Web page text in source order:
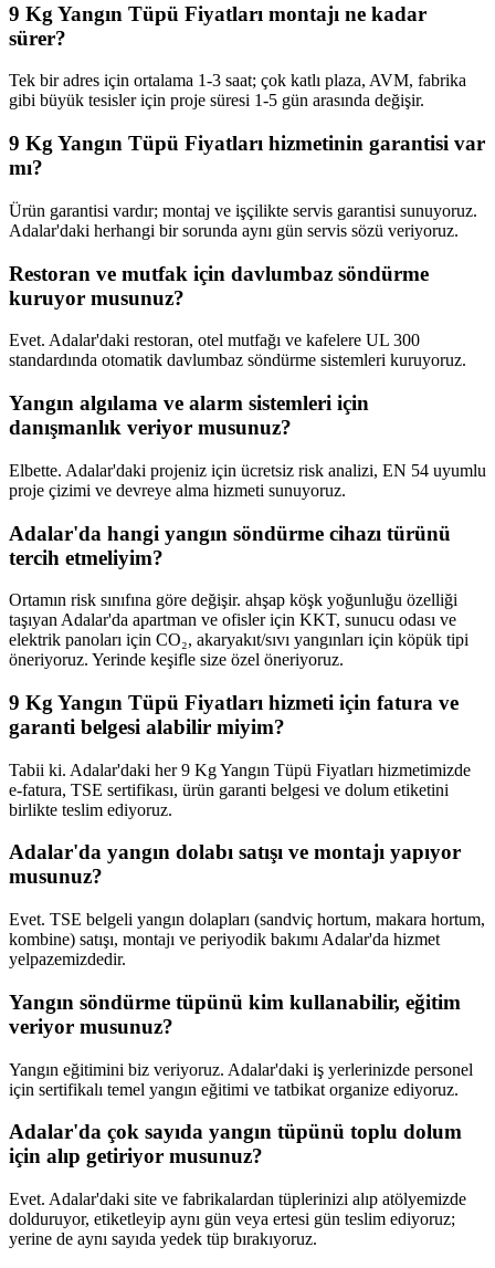
9 Kg Yangın Tüpü Fiyatları montajı ne kadar
sürer?
Tek bir adres için ortalama 1-3 saat; çok katlı plaza, AVM, fabrika
gibi büyük tesisler için proje süresi 1-5 gün arasında değişir.
9 Kg Yangın Tüpü Fiyatları hizmetinin garantisi var
mı?
Ürün garantisi vardır; montaj ve işçilikte servis garantisi sunuyoruz.
Adalar'daki herhangi bir sorunda aynı gün servis sözü veriyoruz.
Restoran ve mutfak için davlumbaz söndürme
kuruyor musunuz?
Evet. Adalar'daki restoran, otel mutfağı ve kafelere UL 300
standardında otomatik davlumbaz söndürme sistemleri kuruyoruz.
Yangın algılama ve alarm sistemleri için
danışmanlık veriyor musunuz?
Elbette. Adalar'daki projeniz için ücretsiz risk analizi, EN 54 uyumlu
proje çizimi ve devreye alma hizmeti sunuyoruz.
Adalar'da hangi yangın söndürme cihazı türünü
tercih etmeliyim?
Ortamın risk sınıfına göre değişir. ahşap köşk yoğunluğu özelliği
taşıyan Adalar'da apartman ve ofisler için KKT, sunucu odası ve
elektrik panoları için CO₂, akaryakıt/sıvı yangınları için köpük tipi
öneriyoruz. Yerinde keşifle size özel öneriyoruz.
9 Kg Yangın Tüpü Fiyatları hizmeti için fatura ve
garanti belgesi alabilir miyim?
Tabii ki. Adalar'daki her 9 Kg Yangın Tüpü Fiyatları hizmetimizde
e-fatura, TSE sertifikası, ürün garanti belgesi ve dolum etiketini
birlikte teslim ediyoruz.
Adalar'da yangın dolabı satışı ve montajı yapıyor
musunuz?
Evet. TSE belgeli yangın dolapları (sandviç hortum, makara hortum,
kombine) satışı, montajı ve periyodik bakımı Adalar'da hizmet
yelpazemizdedir.
Yangın söndürme tüpünü kim kullanabilir, eğitim
veriyor musunuz?
Yangın eğitimini biz veriyoruz. Adalar'daki iş yerlerinizde personel
için sertifikalı temel yangın eğitimi ve tatbikat organize ediyoruz.
Adalar'da çok sayıda yangın tüpünü toplu dolum
için alıp getiriyor musunuz?
Evet. Adalar'daki site ve fabrikalardan tüplerinizi alıp atölyemizde
dolduruyor, etiketleyip aynı gün veya ertesi gün teslim ediyoruz;
yerine de aynı sayıda yedek tüp bırakıyoruz.